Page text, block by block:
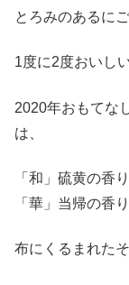
とろみのあるに
1度に2度おいし
2020年おもてな
は、
「和」硫黄の香り
「華」当帰の香
布にくるまれた